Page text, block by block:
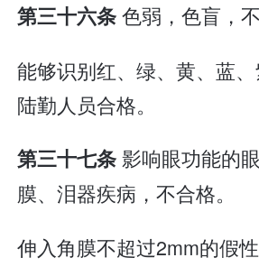
第三十六条色弱，色盲，不
能够识别红、绿、黄、蓝、
陆勤人员合格。
第三十七条影响眼功能的
膜、泪器疾病，不合格。
伸入角膜不超过2mm的假